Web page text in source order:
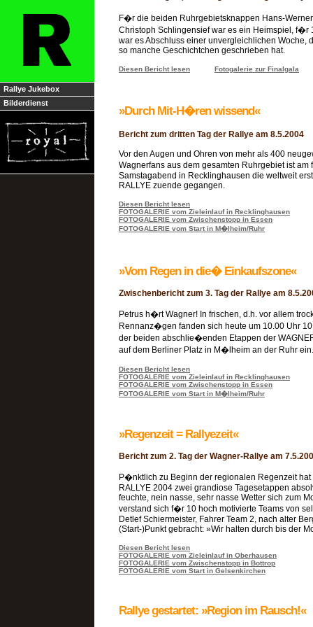
Rallye Jukebox
Bilderdienst
F�r die beiden Ruhrgebietsknappen Hans-
Christoph Schlingensief war es ein Heimspiel, f�r
war es Abschluss einer unvergleichlichen Woche,
so manche Geschichtchen geschrieben hat.
Diesen Bericht lesen Fotogalerie zur Finalgala
»Durch Mit-H�ren wissend«
Bericht zum dritten Tag der Rallye am 8.5.2004
Vor den Augen und Ohren von mehr als 400
Wagnerfans aus dem gesamten Ruhrgebiet ist
Samstagabend in Recklinghausen die weltweit
RALLYE zuende gegangen.
Diesen Bericht lesen
FOTOGALERIE vom Zieleinlauf in Recklinghausen
FOTOGALERIE vom Zwischenstopp in Essen
FOTOGALERIE vom Start in M�lheim/Ruhr
»Vom Regen in die� Einkaufszone«
Zwischenbericht zum 3. Tag der Rallye am
Petrus h�rt Wagner! In frischen, d.h. vor allem
Rennanz�gen fanden sich heute um 10.00 Uhr 10
der beiden abschlie�enden Etappen der
auf dem Berliner Platz in M�lheim an der Ruhr ein.
Diesen Bericht lesen
FOTOGALERIE vom Zieleinlauf in Recklinghausen
FOTOGALERIE vom Zwischenstopp in Essen
FOTOGALERIE vom Start in M�lheim/Ruhr
»Regenzeit = Rallyezeit«
Bericht zum 2. Tag der Wagner-Rallye am
P�nktlich zu Beginn der regionalen Regenzeit hat
RALLYE 2004 zwei grandiose Tagesetappen
feuchte, nein nasse, sehr nasse Wetter sich zum
verstand sich f�r 10 hoch motivierte Teams von
Detlef Schiermeister, Fahrer Team 2, nach alter
(Start-)Punkt gebracht: »Wir halten durch bis der
Diesen Bericht lesen
FOTOGALERIE vom Zieleinlauf in Oberhausen
FOTOGALERIE vom Zwischenstopp in Bottrop
FOTOGALERIE vom Start in Gelsenkirchen
Rallye gestartet: »Region im Rausch!«